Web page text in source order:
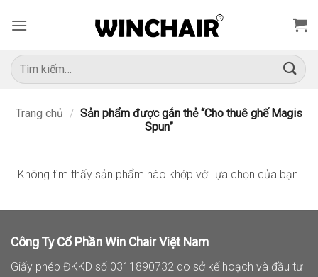
qua
dung
Tìm
kiếm:
Trang chủ / Sản phẩm được gắn thẻ “Cho thuê ghế Magis
Spun”
Không tìm thấy sản phẩm nào khớp với lựa chọn của bạn.
Công Ty Cổ Phần Win Chair Việt Nam
Giấy phép ĐKKD số 0311890732 do sở kế hoạch và đầu tư